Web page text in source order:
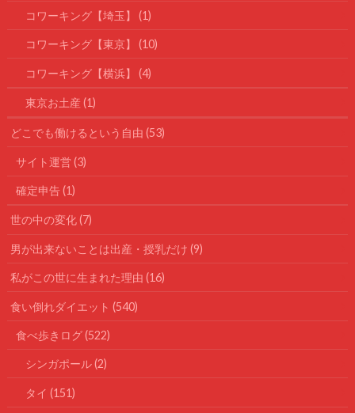
コワーキング【埼玉】 (1)
コワーキング【東京】 (10)
コワーキング【横浜】 (4)
東京お土産 (1)
どこでも働けるという自由(53)
サイト運営(3)
確定申告(1)
世の中の変化(7)
男が出来ないことは出産・授乳だけ(9)
私がこの世に生まれた理由(16)
食い倒れダイエット(540)
食べ歩きログ(522)
シンガポール(2)
タイ (151)